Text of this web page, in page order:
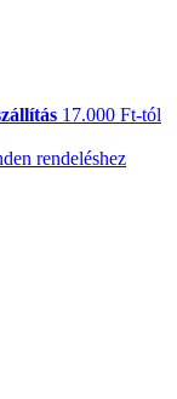
17.000 Ft-tól
rendeléshez